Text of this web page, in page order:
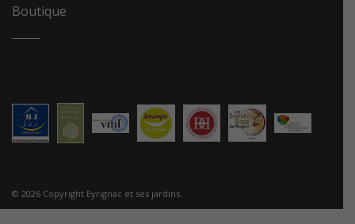
Boutique
© 2026 Copyright Eyrignac et ses jardins.